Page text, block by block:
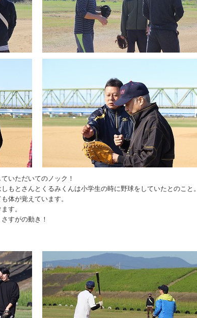
いただいてのノック！
もとさんとくるみくんは小学生の時に野球をしていたとのこと。
体が覚えています。
す。
すがの動き！